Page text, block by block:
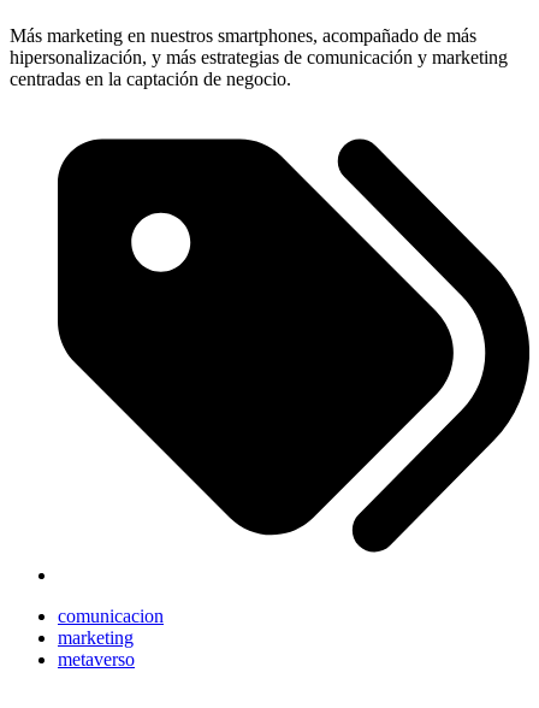
Más marketing en nuestros smartphones, acompañado de más
hipersonalización, y más estrategias de comunicación y marketing
centradas en la captación de negocio.
comunicacion
marketing
metaverso